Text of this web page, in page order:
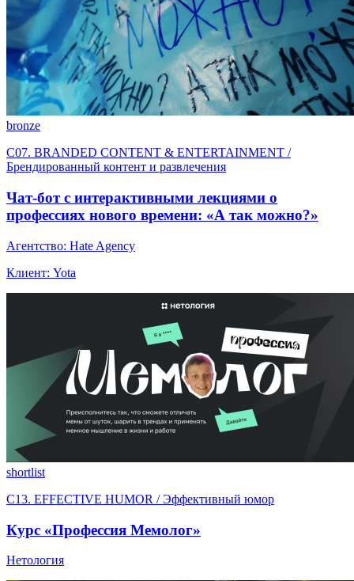
bronze
C07. BRANDED CONTENT & ENTERTAINMENT /
Брендированный контент и развлечения
Чат-бот с интерактивными лекциями о
профессиях нового времени: «А так можно?»
Агентство: Hate Agency
Клиент: Yota
shortlist
C13. EFFECTIVE HUMOR / Эффективный юмор
Курс «Профессия Мемолог»
Нетология